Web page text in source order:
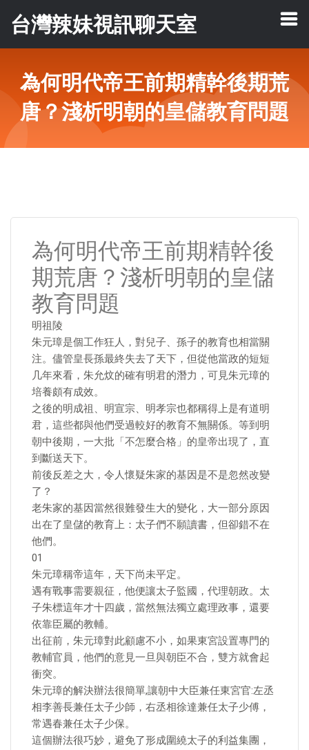
台灣辣妹視訊聊天室
為何明代帝王前期精幹後期荒
唐？淺析明朝的皇儲教育問題
為何明代帝王前期精幹後
期荒唐？淺析明朝的皇儲
教育問題
明祖陵
朱元璋是個工作狂人，對兒子、孫子的教育也相當關
注。儘管皇長孫最終失去了天下，但從他當政的短短
几年來看，朱允炆的確有明君的潛力，可見朱元璋的
培養頗有成效。
之後的明成祖、明宣宗、明孝宗也都稱得上是有道明
君，這些都與他們受過較好的教育不無關係。等到明
朝中後期，一大批「不怎麼合格」的皇帝出現了，直
到斷送天下。
前後反差之大，令人懷疑朱家的基因是不是忽然改變
了？
老朱家的基因當然很難發生大的變化，大一部分原因
出在了皇儲的教育上：太子們不願讀書，但卻錯不在
他們。
01
朱元璋稱帝這年，天下尚未平定。
遇有戰事需要親征，他便讓太子監國，代理朝政。太
子朱標這年才十四歲，當然無法獨立處理政事，還要
依靠臣屬的教輔。
出征前，朱元璋對此顧慮不小，如果東宮設置專門的
教輔官員，他們的意見一旦與朝臣不合，雙方就會起
衝突。
朱元璋的解決辦法很簡單,讓朝中大臣兼任東宮官:左丞
相李善長兼任太子少師，右丞相徐達兼任太子少傅，
常遇春兼任太子少保。
這個辦法很巧妙，避免了形成圍繞太子的利益集團，